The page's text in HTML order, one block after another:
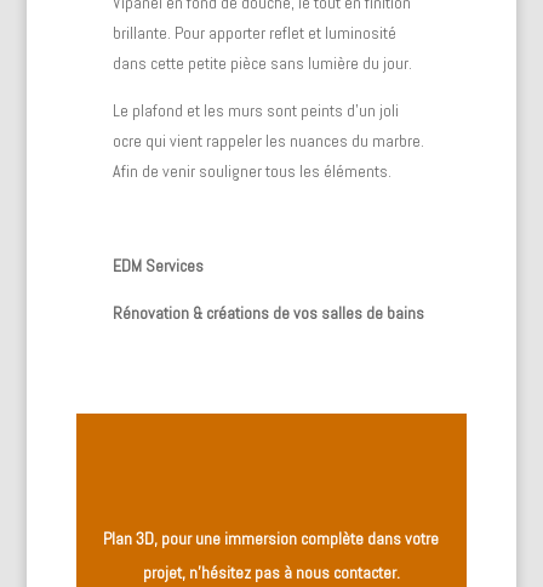
brillante. Pour apporter reflet et luminosité
dans cette petite pièce sans lumière du jour.
Le plafond et les murs sont peints d’un joli
ocre qui vient rappeler les nuances du marbre.
Afin de venir souligner tous les éléments.
EDM Services
Rénovation & créations de vos salles de bains
Plan 3D, pour une immersion complète dans votre
projet, n’hésitez pas à nous contacter.